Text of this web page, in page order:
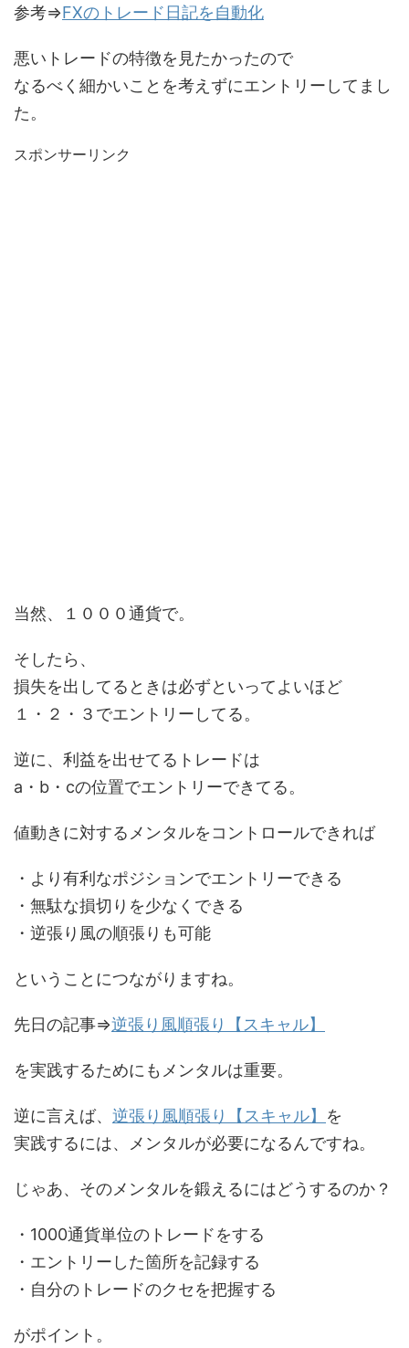
参考⇒FXのトレード日記を自動化
悪いトレードの特徴を見たかったので
なるべく細かいことを考えずにエントリーしてまし
た。
スポンサーリンク
当然、１０００通貨で。
そしたら、
損失を出してるときは必ずといってよいほど
１・２・３でエントリーしてる。
逆に、利益を出せてるトレードは
a・b・cの位置でエントリーできてる。
値動きに対するメンタルをコントロールできれば
・より有利なポジションでエントリーできる
・無駄な損切りを少なくできる
・逆張り風の順張りも可能
ということにつながりますね。
先日の記事⇒逆張り風順張り【スキャル】
を実践するためにもメンタルは重要。
逆に言えば、 逆張り風順張り【スキャル】 を
実践するには、メンタルが必要になるんですね。
じゃあ、そのメンタルを鍛えるにはどうするのか？
・1000通貨単位のトレードをする
・エントリーした箇所を記録する
・自分のトレードのクセを把握する
がポイント。